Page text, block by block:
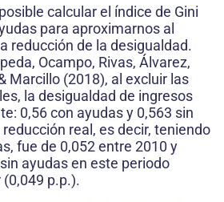
calcular el índice de Gini
para aproximarnos al
reducción de la desigualdad.
Ocampo, Rivas, Álvarez,
Marcillo (2018), al excluir las
la desigualdad de ingresos
0,56 con ayudas y 0,563 sin
real, es decir, teniendo
fue de 0,052 entre 2010 y
ayudas en este periodo
p.p.).